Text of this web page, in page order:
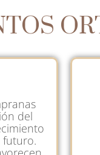
del
futuro.